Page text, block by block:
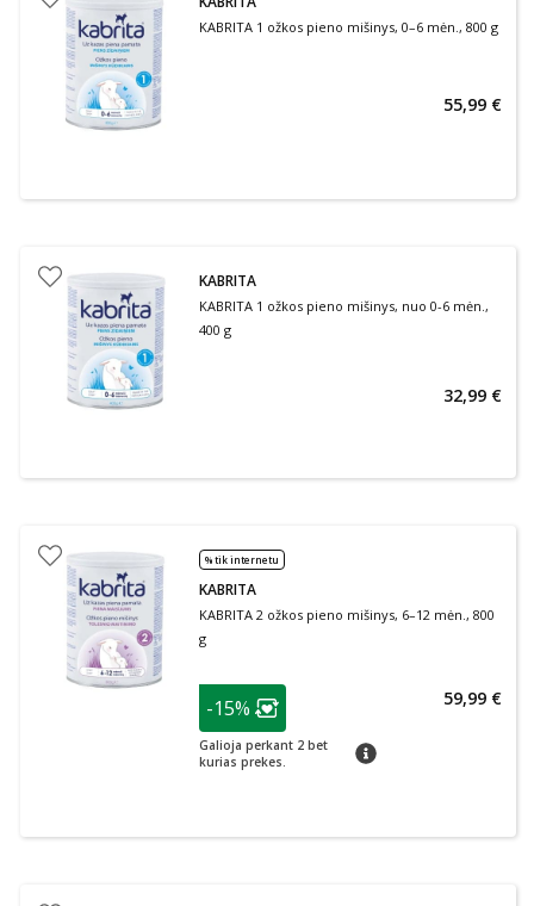
KABRITA 1 ožkos pieno mišinys, 0–6 mėn., 800 g
55,99 €
KABRITA
KABRITA 1 ožkos pieno mišinys, nuo 0-6 mėn.,
400 g
32,99 €
% tik internetu
KABRITA
KABRITA 2 ožkos pieno mišinys, 6–12 mėn., 800
g
patarimas
Lojalumo klubo narių nuolaida
-15%
Galioja perkant 2 bet
kurias prekes.
patarimas
59,99 €